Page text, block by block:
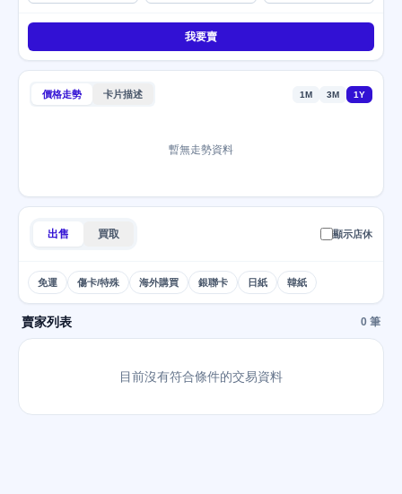
我要賣
價格走勢 卡片描述 1M 3M 1Y
暫無走勢資料
出售 買取 顯示店休
免運 傷卡/特殊 海外購買 銀聯卡 日紙 韓紙
賣家列表 0 筆
目前沒有符合條件的交易資料